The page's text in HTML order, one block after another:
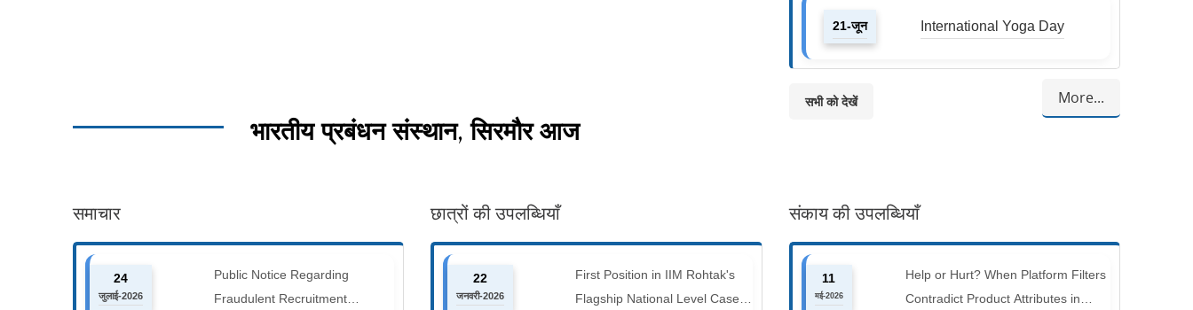
21-जून International Yoga Day
More...
सभी को देखें
भारतीय प्रबंधन संस्थान, सिरमौर आज
समाचार
24
जुलाई-2026
Public Notice Regarding
Fraudulent Recruitment
छात्रों की उपलब्धियाँ
22
जनवरी-2026
First Position in IIM Rohtak's
Flagship National Level Case
संकाय की उपलब्धियाँ
11
मई-2026
Help or Hurt? When Platform Filters
Contradict Product Attributes in